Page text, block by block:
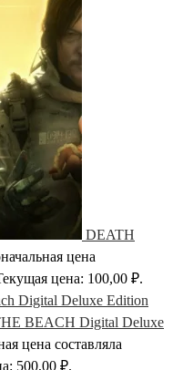
DEATH
цена
цена: 100,00 ₽.
BEACH Digital Deluxe
цена составляла
500,00 ₽.